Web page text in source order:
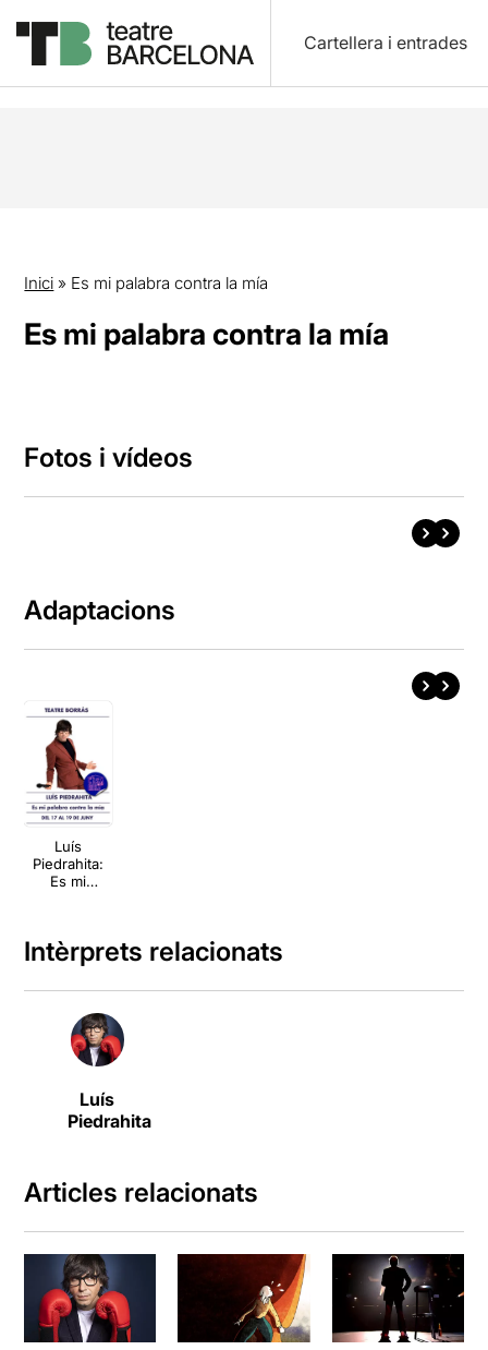
Cartellera i entrades
Inici » Es mi palabra contra la mía
Es mi palabra contra la mía
Fotos i vídeos
Adaptacions
Luís
Piedrahita:
Es mi
Intèrprets relacionats
Luís
Piedrahita
Articles relacionats